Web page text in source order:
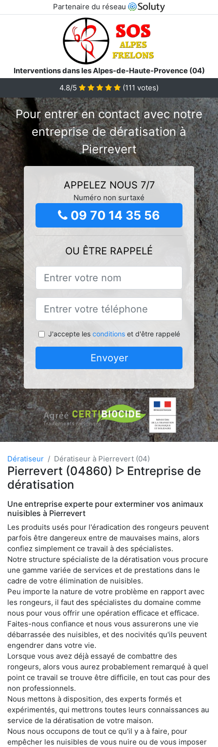
Partenaire du réseau
Interventions dans les Alpes-de-Haute-Provence (04)
4.8/5
(111 votes)
Pour entrer en contact avec notre
entreprise de dératisation à
Pierrevert
APPELEZ NOUS 7/7
Numéro non surtaxé
09 70 14 35 56
OU ÊTRE RAPPELÉ
J'accepte les conditionset d'être rappelé
Envoyer
Dératiseur Dératiseur à Pierrevert (04)
Pierrevert (04860) ᐅ Entreprise de
dératisation
Une entreprise experte pour exterminer vos animaux
nuisibles à Pierrevert
Les produits usés pour l'éradication des rongeurs peuvent
parfois être dangereux entre de mauvaises mains, alors
confiez simplement ce travail à des spécialistes.
Notre structure spécialiste de la dératisation vous procure
une gamme variée de services et de prestations dans le
cadre de votre élimination de nuisibles.
Peu importe la nature de votre problème en rapport avec
les rongeurs, il faut des spécialistes du domaine comme
nous pour vous offrir une opération efficace et efficace.
Faites-nous confiance et nous vous assurerons une vie
débarrassée des nuisibles, et des nocivités qu'ils peuvent
engendrer dans votre vie.
Lorsque vous avez déjà essayé de combattre des
rongeurs, alors vous aurez probablement remarqué à quel
point ce travail se trouve être difficile, en tout cas pour des
non professionnels.
Nous mettons à disposition, des experts formés et
expérimentés, qui mettrons toutes leurs connaissances au
service de la dératisation de votre maison.
Nous nous occupons de tout ce qu'il y a à faire, pour
empêcher les nuisibles de vous nuire ou de vous imposer